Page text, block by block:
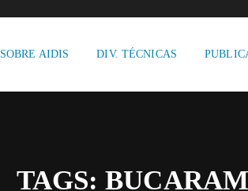
SOBRE AIDIS DIV. TÉCNICAS
TAGS: